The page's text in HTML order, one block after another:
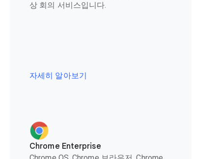
상 회의 서비스입니다.
자세히 알아보기
Chrome Enterprise